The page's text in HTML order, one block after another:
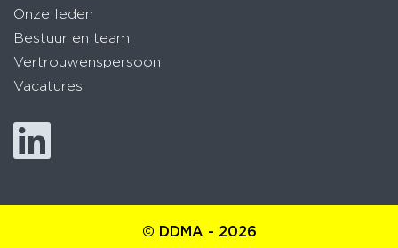
Onze leden
Bestuur en team
Vertrouwenspersoon
Vacatures
© DDMA - 2026